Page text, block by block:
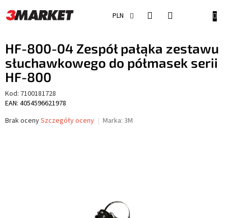
do
treści
PLN
HF-800-04 Zespół pałąka zestawu
słuchawkowego do półmasek serii
HF-800
Kod: 7100181728
EAN: 4054596621978
Średnia
Brak ocenySzczegóły oceny Marka: 3M